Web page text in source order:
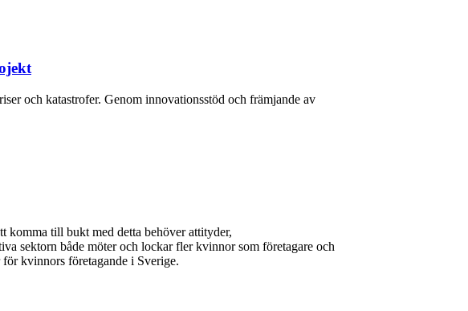
och katastrofer. Genom innovationsstöd och främjande av
komma till bukt med detta behöver attityder,
sektorn både möter och lockar fler kvinnor som företagare och
kvinnors företagande i Sverige.